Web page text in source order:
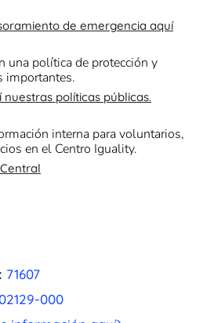
de emergencia aquí
una política de protección y
importantes.
nuestras políticas públicas.
interna para voluntarios,
en el Centro Iguality.
71607
000